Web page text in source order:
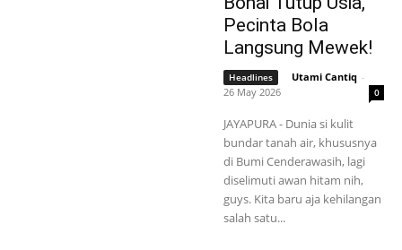
Pecinta Bola
Langsung Mewek!
Headlines Utami Cantiq -
26 May 2026
0
JAYAPURA - Dunia si kulit
bundar tanah air, khususnya
di Bumi Cenderawasih, lagi
diselimuti awan hitam nih,
guys. Kita baru aja kehilangan
salah satu...